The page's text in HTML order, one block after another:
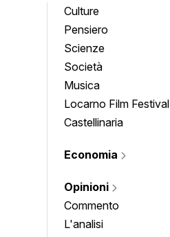
Culture
Pensiero
Scienze
Società
Musica
Locarno Film Festival
Castellinaria
Economia
Opinioni
Commento
L'analisi